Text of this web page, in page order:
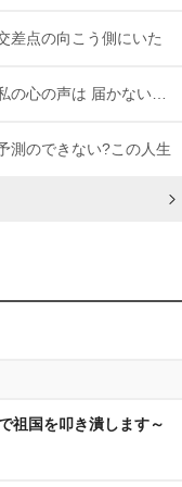
差点の向こう側にいた
の心の声は 届かない…
測のできない?この人生
祖国を叩き潰します～